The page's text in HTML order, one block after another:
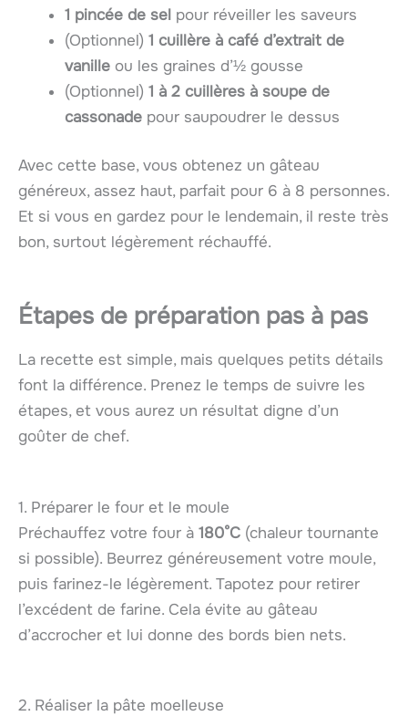
1 pincée de sel pour réveiller les saveurs
(Optionnel) 1 cuillère à café d’extrait de
vanille ou les graines d’½ gousse
(Optionnel) 1 à 2 cuillères à soupe de
cassonade pour saupoudrer le dessus
Avec cette base, vous obtenez un gâteau
généreux, assez haut, parfait pour 6 à 8 personnes.
Et si vous en gardez pour le lendemain, il reste très
bon, surtout légèrement réchauffé.
Étapes de préparation pas à pas
La recette est simple, mais quelques petits détails
font la différence. Prenez le temps de suivre les
étapes, et vous aurez un résultat digne d’un
goûter de chef.
1. Préparer le four et le moule
Préchauffez votre four à 180°C (chaleur tournante
si possible). Beurrez généreusement votre moule,
puis farinez-le légèrement. Tapotez pour retirer
l’excédent de farine. Cela évite au gâteau
d’accrocher et lui donne des bords bien nets.
2. Réaliser la pâte moelleuse